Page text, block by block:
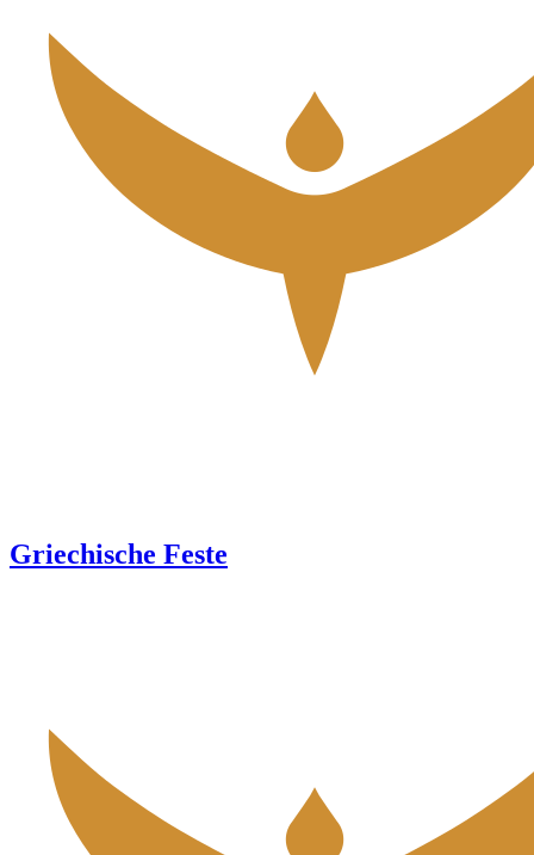
Griechische Feste